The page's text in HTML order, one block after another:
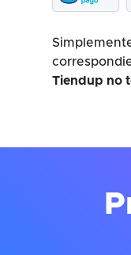
Tiendup no